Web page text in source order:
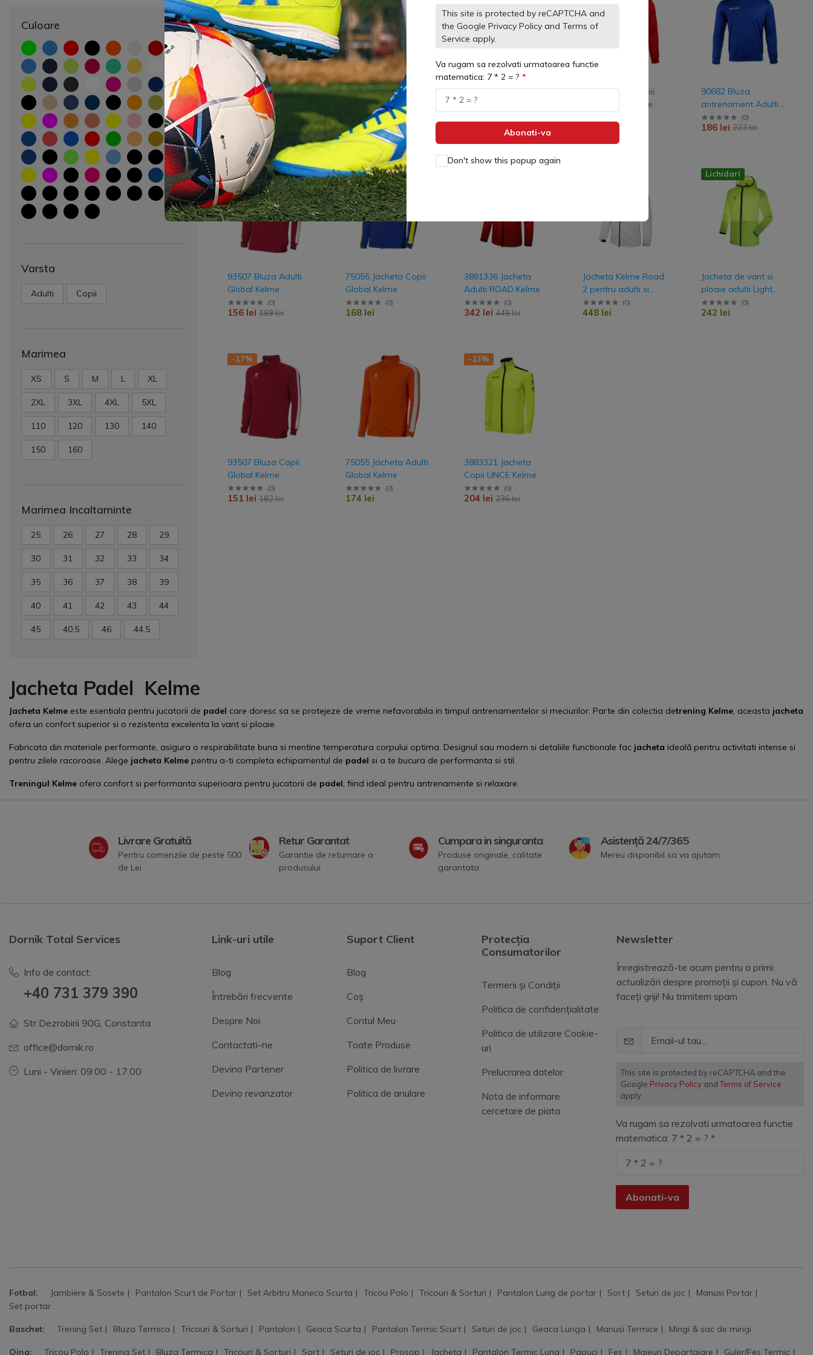
This site is protected by reCAPTCHA and
the Google Privacy Policy and Terms of
Service apply.
Va rugam sa rezolvati urmatoarea functie
matematica: 7 * 2 = ?
Abonati-va
Don't show this popup again
Culoare
Varsta
Adulti Copii
Marimea
XS S M L XL
2XL 3XL 4XL 5XL
110 120 130 140
150 160
Marimea Incaltaminte
25 26 27 28 29
30 31 32 33 34
35 36 37 38 39
40 41 42 43 44
45 40.5 46 44.5
3881321 Jacheta
Adulti LINCE Kelme
(0)
244 lei
3871502 Bluza
antrenament Adulti
Lince Kelme
0)
209 lei
173 lei
3883524 Bluza
Antrenament Copii
90682 Bluza Copii
New LINCE Kelme
204 lei
90682 Bluza
antrenament Adulti
New LINCE Kelme
(0)
223 lei
186 lei
-17%
93507 Bluza Adulti
Global Kelme
(0)
189 lei
156 lei
Lichidari
75055 Jacheta Copii
Global Kelme
(0)
168 lei
3881336 Jacheta
Adulti ROAD Kelme
(0)
448 lei
342 lei
Jacheta Kelme Road
2 pentru adulti si
copii
(0)
448 lei
Lichidari
Jacheta de vant si
ploaie adulti Light
Classic
(0)
242 lei
-17%
93507 Bluza Copii
Global Kelme
(0)
182 lei
151 lei
75055 Jacheta Adulti
Global Kelme
(0)
174 lei
-13%
3883321 Jacheta
Copii LINCE Kelme
(0)
236 lei
204 lei
Jacheta Padel Kelme
Jacheta Kelme este esentiala pentru jucatorii de padel care doresc sa se protejeze de vreme nefavorabila in timpul antrenamentelor si meciurilor. Parte din colectia detrening Kelme, aceasta jacheta
ofera un confort superior si o rezistenta excelenta la vant si ploaie.
Fabricata din materiale performante, asigura o respirabilitate buna si mentine temperatura corpului optima. Designul sau modern si detaliile functionale fac jacheta ideală pentru activitati intense si
pentru zilele racoroase. Alege jacheta Kelme pentru a-ti completa echipamentul de padel si a te bucura de performanta si stil.
Treningul Kelme ofera confort si performanta superioara pentru jucatorii de padel, fiind ideal pentru antrenamente si relaxare.
Livrare Gratuită
Pentru comenzile de peste 500
de Lei
Retur Garantat
Garantie de returnare a
produsului
Cumpara in singuranta
Produse originale, calitate
garantata
Asistență 24/7/365
Mereu disponibil sa va ajutam
Dornik Total Services
Info de contact:
+40 731 379 390
Str Dezrobirii 90G, Constanta
office@dornik.ro
Luni - Vinieri: 09.00 - 17.00
Link-uri utile
Blog
Întrebări frecvente
Despre Noi
Contactati-ne
Devino Partener
Devino revanzator
Suport Client
Blog
Coș
Contul Meu
Toate Produse
Politica de livrare
Politica de anulare
Protecția
Consumatorilor
Termeni și Condiții
Politica de confidențialitate
Politica de utilizare Cookie-
uri
Prelucrarea datelor
Nota de informare
cercetare de piata
Newsletter
Înregistrează-te acum pentru a primi
actualizări despre promoții și cupon. Nu vă
faceți griji! Nu trimitem spam
This site is protected by reCAPTCHA and the
Google Privacy PolicyandTerms of Service
apply.
Va rugam sa rezolvati urmatoarea functie
matematica: 7 * 2 = ?
Abonati-va
Fotbal: Jambiere & Sosete Pantalon Scurt de Portar Set Arbitru Maneca Scurta Tricou Polo Tricouri & Sorturi Pantalon Lung de portar Sort Seturi de joc
Manusi Portar
Set portar
Baschet: Trening Set Bluza Termica Tricouri & Sorturi Pantalon Geaca Scurta Pantalon Termic Scurt Seturi de joc Geaca Lunga Manusi Termice Mingi & sac de mingi
Oina: Tricou Polo Trening Set Bluza Termica Tricouri & Sorturi Sort Seturi de joc Prosop Jacheta Pantalon Termic Lung Papuci Fes Maieuri Departajare Guler/Fes Termic